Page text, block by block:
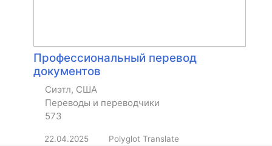
Профессиональный перевод
документов
Сиэтл, США
Переводы и переводчики
573
22.04.2025 Polyglot Translate